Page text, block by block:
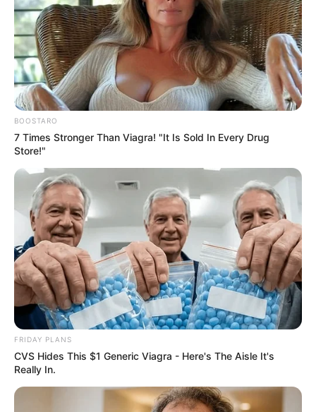
BOOSTARO
7 Times Stronger Than Viagra! "It Is Sold In Every Drug
Store!"
FRIDAY PLANS
CVS Hides This $1 Generic Viagra - Here's The Aisle It's
Really In.